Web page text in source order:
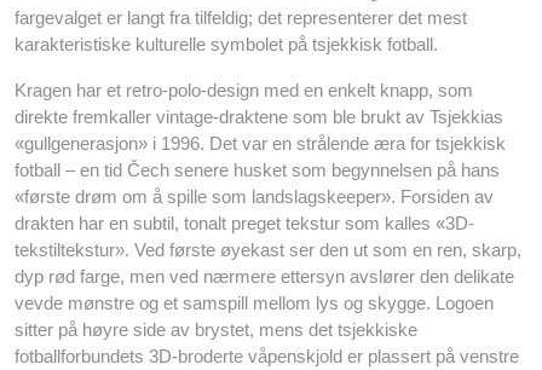
fargevalget er langt fra tilfeldig; det representerer det mest
karakteristiske kulturelle symbolet på tsjekkisk fotball.
Kragen har et retro-polo-design med en enkelt knapp, som
direkte fremkaller vintage-draktene som ble brukt av Tsjekkias
«gullgenerasjon» i 1996. Det var en strålende æra for tsjekkisk
fotball – en tid Čech senere husket som begynnelsen på hans
«første drøm om å spille som landslagskeeper». Forsiden av
drakten har en subtil, tonalt preget tekstur som kalles «3D-
tekstiltekstur». Ved første øyekast ser den ut som en ren, skarp,
dyp rød farge, men ved nærmere ettersyn avslører den delikate
vevde mønstre og et samspill mellom lys og skygge. Logoen
sitter på høyre side av brystet, mens det tsjekkiske
fotballforbundets 3D-broderte våpenskjold er plassert på venstre